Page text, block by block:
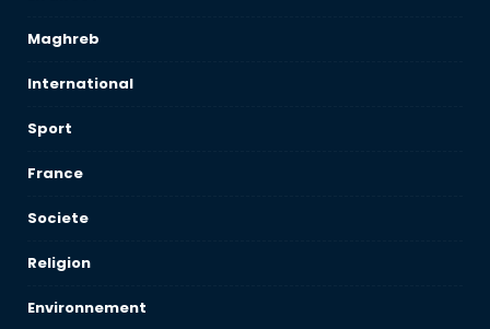
Maghreb
International
Sport
France
Societe
Religion
Environnement